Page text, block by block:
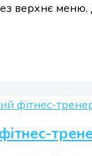
верхнє меню.